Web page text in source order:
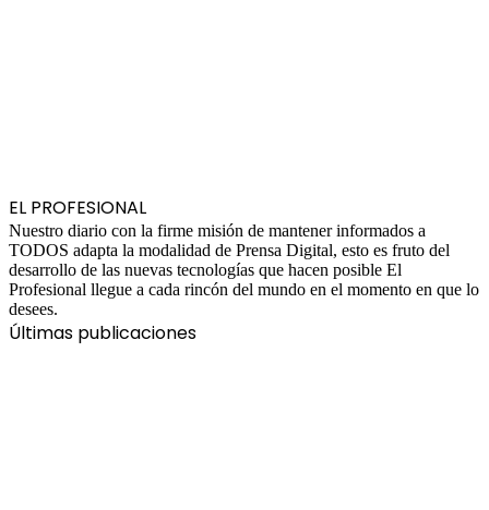
EL PROFESIONAL
Nuestro diario con la firme misión de mantener informados a
TODOS adapta la modalidad de Prensa Digital, esto es fruto del
desarrollo de las nuevas tecnologías que hacen posible El
Profesional llegue a cada rincón del mundo en el momento en que lo
desees.
Últimas publicaciones